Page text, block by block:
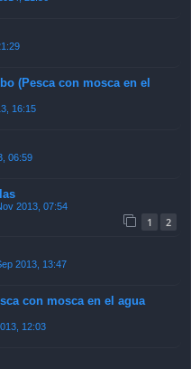
(Pesca con mosca en el
16:15
06:59
2013, 07:54
1 2
2013, 13:47
con mosca en el agua
12:03